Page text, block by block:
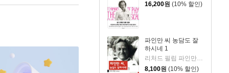
16,200원 (10% 할인)
파인만 씨 농담도 잘
하시네 1
8,100원 (10% 할인)